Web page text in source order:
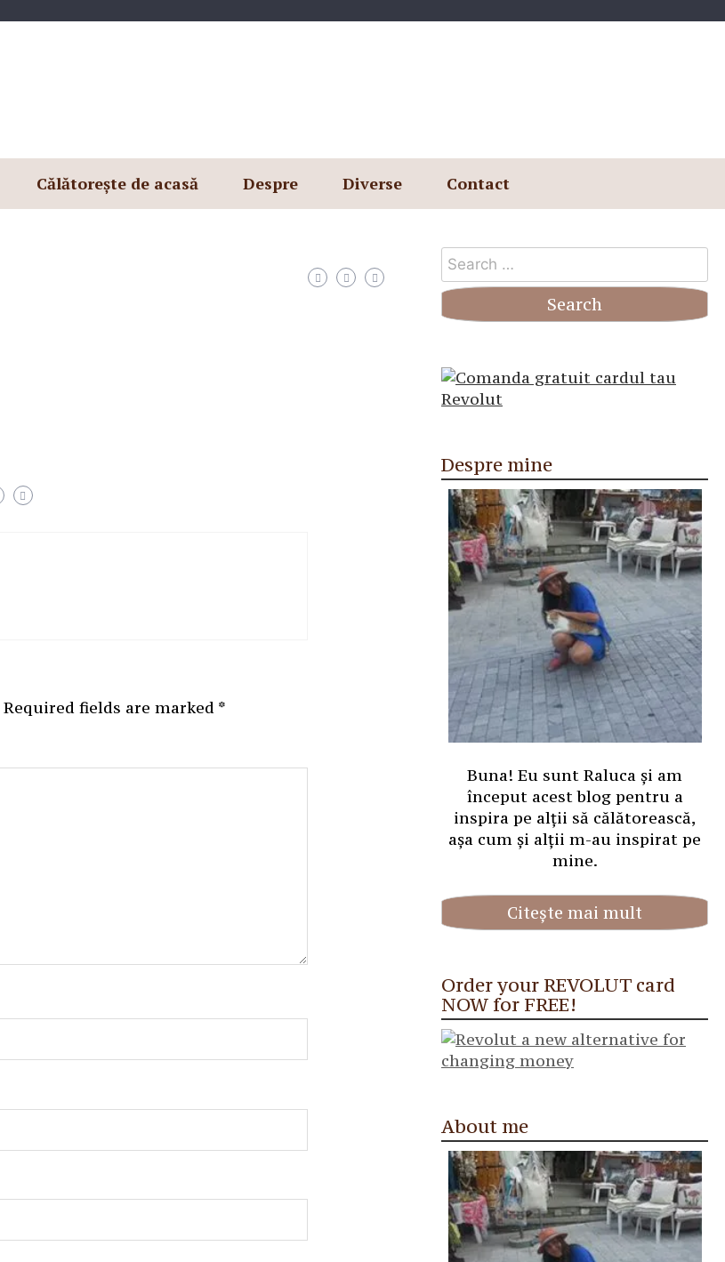
Călătorește de acasă Despre Diverse Contact
Required fields are marked *
Search
for:
Despre mine
Buna! Eu sunt Raluca și am
început acest blog pentru a
inspira pe alții să călătorească,
așa cum și alții m-au inspirat pe
mine.
Citește mai mult
Order your REVOLUT card
NOW for FREE!
About me